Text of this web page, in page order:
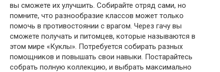
вы сможете их улучшить. Собирайте отряд сами, но
помните, что разнообразие классов может только
помочь в противостоянии с врагом. Через гачу вы
сможете получать и питомцев, которые называются в
этом мире «Куклы». Потребуется собирать разных
помощников и повышать свои навыки. Постарайтесь
собрать полную коллекцию, и выбрать максимально